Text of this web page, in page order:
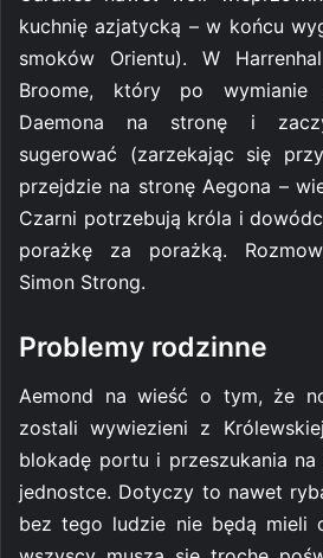
kuchnię azjatycką – w końcu
smoków Orientu). W
Broome, który po wymianie
Daemona na stronę i
sugerować (zarzekając się
przejdzie na stronę Aegona –
Czarni potrzebują króla i
porażkę za porażką.
Simon Strong.
Problemy rodzinne
Aemond na wieść o tym, że
zostali wywiezieni z
blokadę portu i przeszukania na
jednostce. Dotyczy to nawet
bez tego ludzie nie będą mieli